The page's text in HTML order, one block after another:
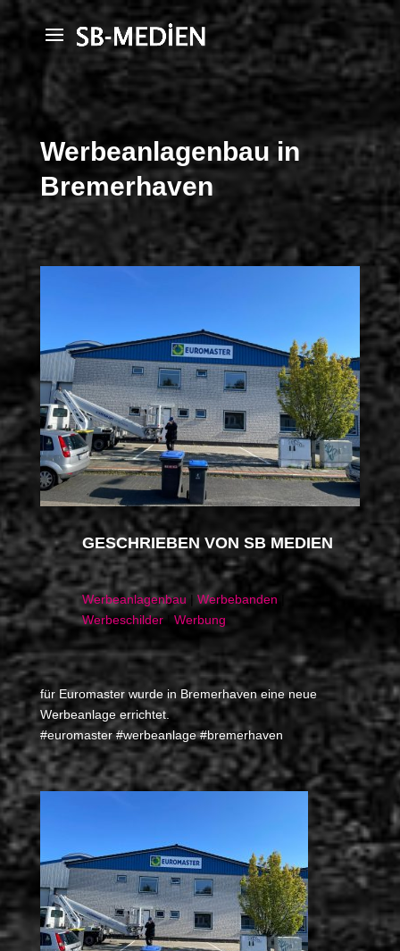
Werbeanlagenbau in
Bremerhaven
GESCHRIEBEN VON SB MEDIEN
Werbeanlagenbau | Werbebanden
Werbeschilder| Werbung
für Euromaster wurde in Bremerhaven eine neue
Werbeanlage errichtet.
#euromaster #werbeanlage #bremerhaven